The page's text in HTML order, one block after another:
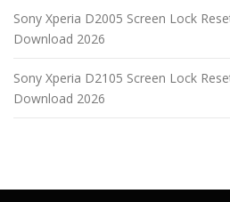
Sony Xperia D2005 Screen Lock
Download 2026
Sony Xperia D2105 Screen Lock
Download 2026